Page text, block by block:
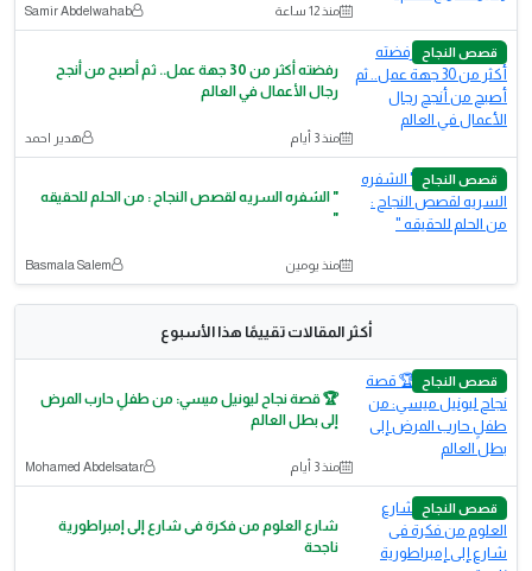
منذ 12 ساعة Samir Abdelwahab
قصص النجاح
رفضته أكثر من 30 جهة عمل.. ثم أصبح من أنجح
رجال الأعمال في العالم
منذ 3 أيام هدير احمد
قصص النجاح
​" الشفره السريه لقصص النجاح : من الحلم للحقيقه
"
منذ يومين Basmala Salem
أكثر المقالات تقييمًا هذا الأسبوع
قصص النجاح
🏆 قصة نجاح ليونيل ميسي: من طفلٍ حارب المرض
إلى بطل العالم
منذ 3 أيام Mohamed Abdelsatar
قصص النجاح
شارع العلوم من فكرة فى شارع إلى إمبراطورية
ناجحة